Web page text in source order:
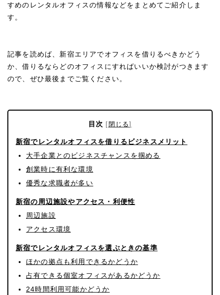
すめのレンタルオフィスの情報などをまとめてご紹介しま
す。
記事を読めば、新宿エリアでオフィスを借りるべきかどう
か、借りるならどのオフィスにすればいいか検討がつきます
ので、ぜひ最後までご覧ください。
目次 [ 閉じる]
新宿でレンタルオフィスを借りるビジネスメリット
大手企業とのビジネスチャンスを掴める
創業時に有利な環境
優秀な求職者が多い
新宿の周辺施設やアクセス・利便性
周辺施設
アクセス環境
新宿でレンタルオフィスを選ぶときの基準
ほかの拠点も利用できるかどうか
占有できる個室オフィスがあるかどうか
24時間利用可能かどうか